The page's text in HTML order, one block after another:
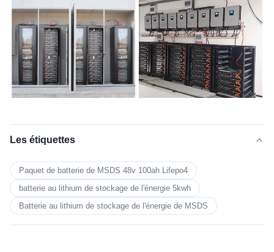
Les étiquettes
Paquet de batterie de MSDS 48v 100ah Lifepo4
batterie au lithium de stockage de l'énergie 5kwh
Batterie au lithium de stockage de l'énergie de MSDS